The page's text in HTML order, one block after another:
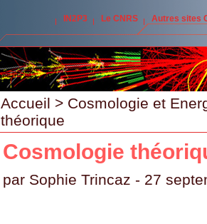
IN2P3 Le CNRS Autres sites
Accueil > Cosmologie et
théorique
Cosmologie
par Sophie Trincaz - 27